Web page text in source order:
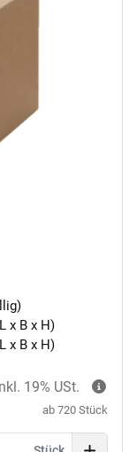
x B x H)
x B x H)
ab 720 Stück
19% USt.